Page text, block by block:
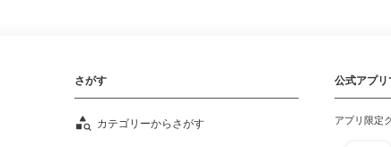
さがす
カテゴリーからさがす
公式アプリ
アプリ限定